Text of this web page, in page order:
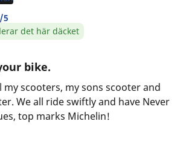
5
det här däcket
bike.
scooters, my sons scooter and
We all ride swiftly and have Never
top marks Michelin!